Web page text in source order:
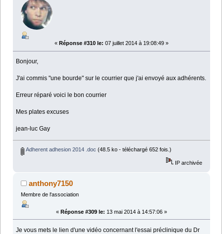
« Réponse #310 le: 07 juillet 2014 à 19:08:49 »
Bonjour,
J'ai commis "une bourde" sur le courrier que j'ai envoyé aux adhérents.
Erreur réparé voici le bon courrier
Mes plates excuses
jean-luc Gay
Adherent adhesion 2014 .doc (48.5 ko - téléchargé 652 fois.)
IP archivée
anthony7150
Membre de l'association
« Réponse #309 le: 13 mai 2014 à 14:57:06 »
Je vous mets le lien d'une vidéo concernant l'essai préclinique du Dr